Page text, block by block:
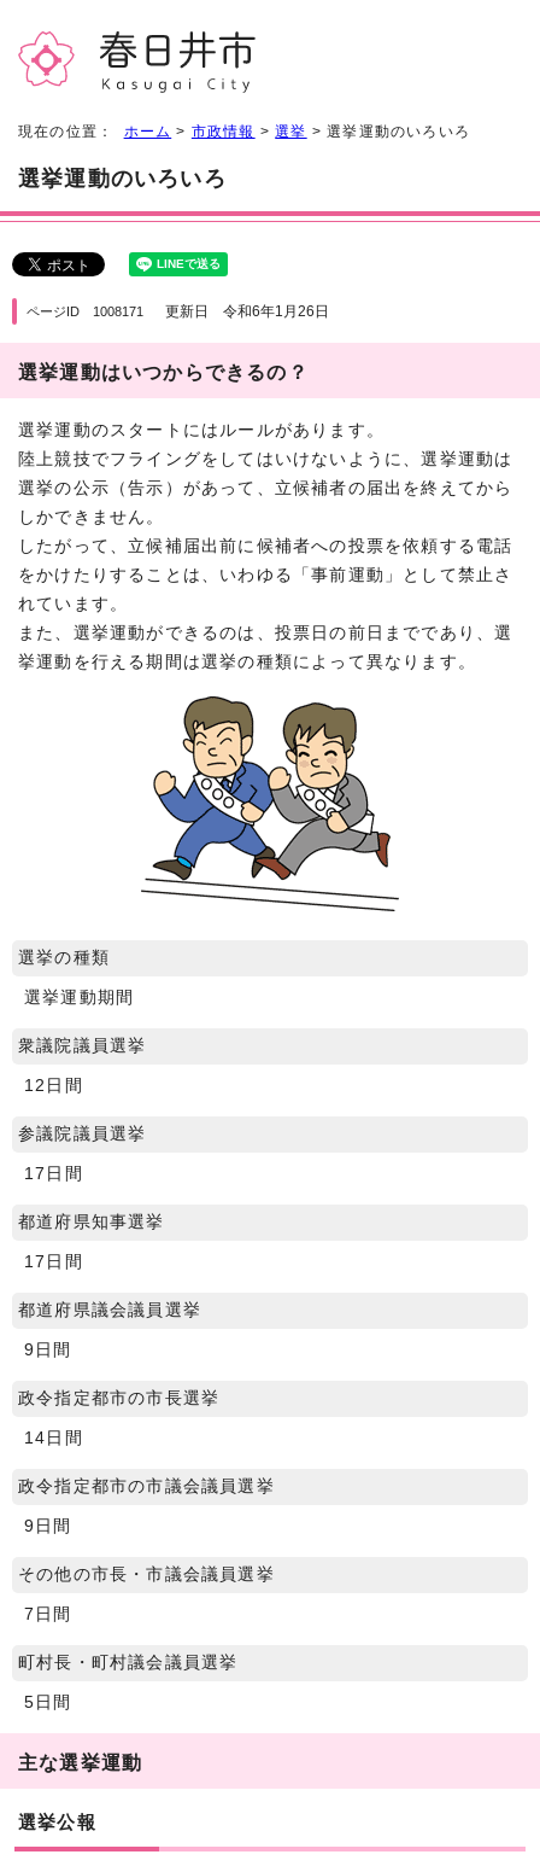
現在の位置： ホーム > 市政情報 >選挙 > 選挙運動のいろいろ
選挙運動のいろいろ
ページID 1008171 更新日 令和6年1月26日
選挙運動はいつからできるの？
選挙運動のスタートにはルールがあります。
陸上競技でフライングをしてはいけないように、選挙運動は
選挙の公示（告示）があって、立候補者の届出を終えてから
しかできません。
したがって、立候補届出前に候補者への投票を依頼する電話
をかけたりすることは、いわゆる「事前運動」として禁止さ
れています。
また、選挙運動ができるのは、投票日の前日までであり、選
挙運動を行える期間は選挙の種類によって異なります。
選挙の種類
選挙運動期間
衆議院議員選挙
12日間
参議院議員選挙
17日間
都道府県知事選挙
17日間
都道府県議会議員選挙
9日間
政令指定都市の市長選挙
14日間
政令指定都市の市議会議員選挙
9日間
その他の市長・市議会議員選挙
7日間
町村長・町村議会議員選挙
5日間
主な選挙運動
選挙公報